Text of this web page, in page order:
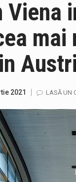
în
vară și nimic nu
05
Prin
mai
2021 LASĂ UN